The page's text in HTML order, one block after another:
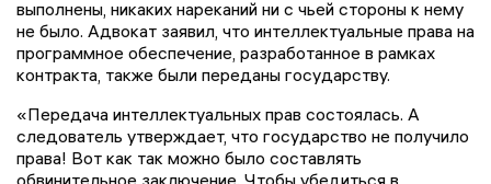
выполнены, никаких нареканий ни с чьей стороны к нему
не было. Адвокат заявил, что интеллектуальные права на
программное обеспечение, разработанное в рамках
контракта, также были переданы государству.
«Передача интеллектуальных прав состоялась. А
следователь утверждает, что государство не получило
права! Вот как так можно было составлять